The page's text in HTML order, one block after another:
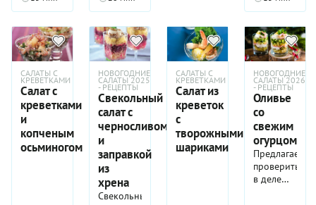
рецепт.
запад
Франции
всегда
славился
своими
первоклассными
утками и
утиные
потроха
здесь
кускусом
и
овощами?
Ну, хотя
что его
можно
подать в
качестве
ужина!
Салат с
кускусом
и
овощами
САЛАТЫ С
КРЕВЕТКАМИ
Салат с
креветками
и
копченым
осьминогом
НОВОГОДНИЕ
САЛАТЫ 2025
- РЕЦЕПТЫ
Свекольный
салат с
черносливом
и
заправкой
из
хрена
Свекольный
САЛАТЫ С
КРЕВЕТКАМИ
Салат из
креветок
с
творожными
шариками
НОВОГОДНИЕ
САЛАТЫ 2026
- РЕЦЕПТЫ
Оливье
со
свежим
огурцом
Предлагаем
проверить
в деле